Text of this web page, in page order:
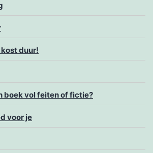
duur!
boek vol feiten of fictie?
voor je